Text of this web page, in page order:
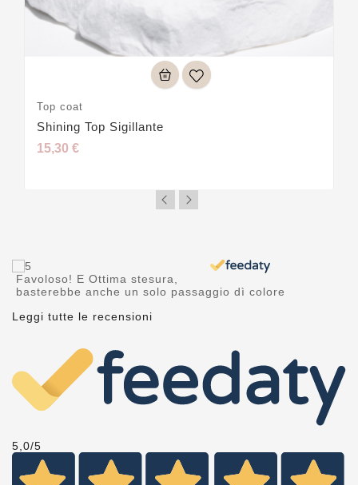
Top coat
Shining Top Sigillante
15,30 €
Favoloso! E Ottima stesura,
basterebbe anche un solo passaggio dì colore
Leggi tutte le recensioni
5,0/5